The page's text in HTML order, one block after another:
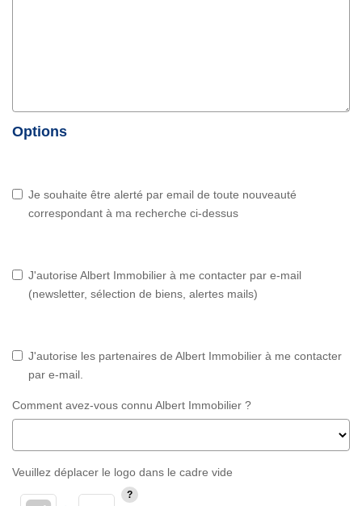
Options
Je souhaite être alerté par email de toute nouveauté
correspondant à ma recherche ci-dessus
J'autorise Albert Immobilier à me contacter par e-mail
(newsletter, sélection de biens, alertes mails)
J'autorise les partenaires de Albert Immobilier à me contacter
par e-mail.
Comment avez-vous connu Albert Immobilier ?
Veuillez déplacer le logo dans le cadre vide